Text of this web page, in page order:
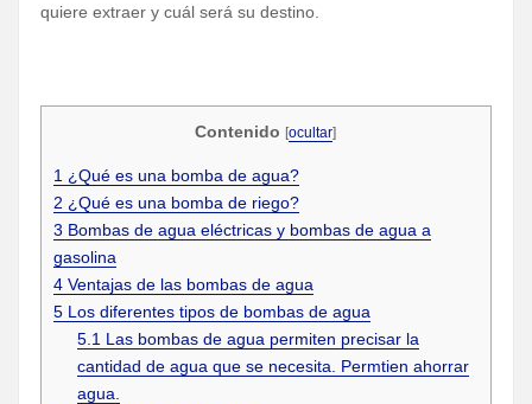
quiere extraer y cuál será su destino.
Contenido [ocultar]
1 ¿Qué es una bomba de agua?
2 ¿Qué es una bomba de riego?
3 Bombas de agua eléctricas y bombas de agua a
gasolina
4Ventajas de las bombas de agua
5Los diferentes tipos de bombas de agua
5.1 Las bombas de agua permiten precisar la
cantidad de agua que se necesita. Permtien ahorrar
agua.